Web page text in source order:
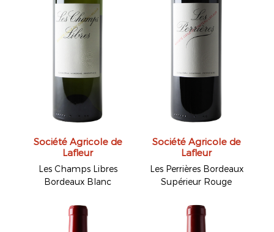
Société Agricole de
Lafleur
Les Champs Libres
Bordeaux Blanc
Société Agricole de
Lafleur
Les Perrières Bordeaux
Supérieur Rouge